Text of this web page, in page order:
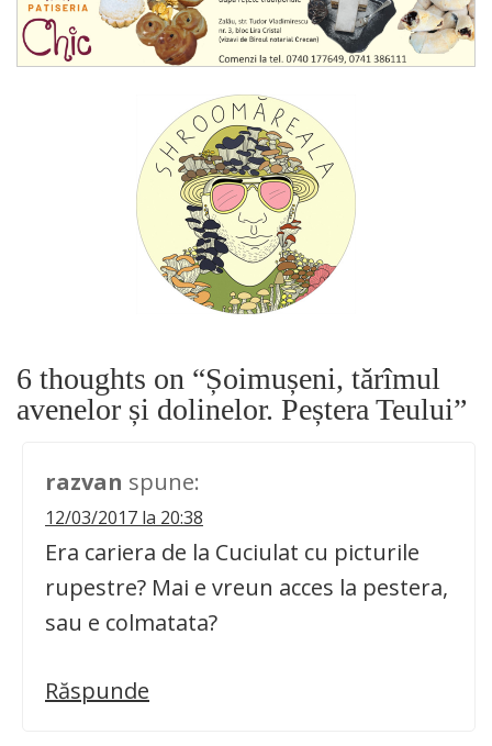
6 thoughts on “Șoimușeni, tărîmul
avenelor și dolinelor. Peștera Teului”
razvan spune:
12/03/2017 la 20:38
Era cariera de la Cuciulat cu picturile
rupestre? Mai e vreun acces la pestera,
sau e colmatata?
Răspunde